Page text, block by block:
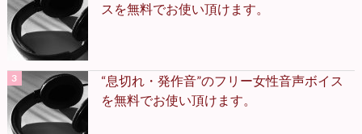
スを無料でお使い頂けます。
“息切れ・発作音”のフリー女性音声ボイス
を無料でお使い頂けます。